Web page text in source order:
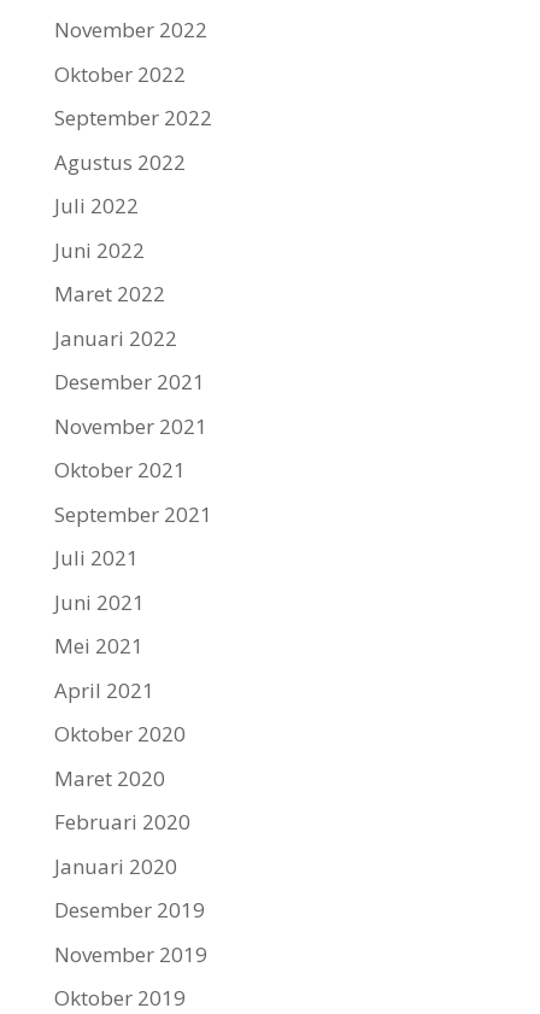
November 2022
Oktober 2022
September 2022
Agustus 2022
Juli 2022
Juni 2022
Maret 2022
Januari 2022
Desember 2021
November 2021
Oktober 2021
September 2021
Juli 2021
Juni 2021
Mei 2021
April 2021
Oktober 2020
Maret 2020
Februari 2020
Januari 2020
Desember 2019
November 2019
Oktober 2019